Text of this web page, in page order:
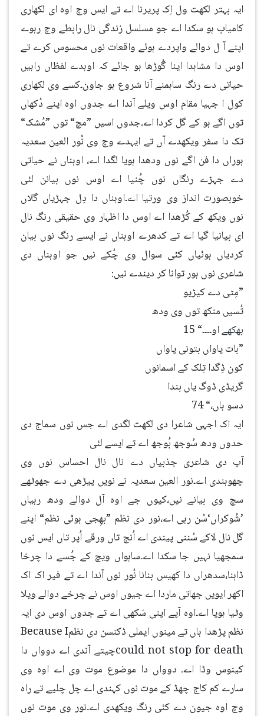
ایہ بہتر لکھت ول اِک پریرنا اے تے ایس وچ اوہ ای لکھاری
کامیاب ہو سکدا اے جو مسلسل زندگی نال رابطے وچ رہوے
اپنے آ ل دوالے واپردے ہوئے واقعات نوں محسوس کرے تے
اوس دا مشاہدا اینا گُوڑھا ہو جائے کہ اوہدے لفظاں راہیں
حیاتی دے رنگ ساہمنے آنا شروع ہو جاون۔کسے وی لکھاری
کول ا جہیا مقام اوس ویلے آندا اے جدوں اوہ اپنے دُکھاں
توں اگے ہو کے گل کردا اے۔جدوں اسیں ”مچ“ توں ”مُشک“
تک دا سفر ویکھدے آں تے ایہدے وچ وی نُور العین سعدیہ
ہوراں دا فن اگے نوں ودھدا ہویا لگدا اے، اوہناں نے حیاتی
دے جہڑے رنگاں نوں چُنیا اے اوس نوں بیانن لئی
خوبصورت انداز وی ورتیا اے۔اوہناں دا دِل جہڑیاں گلاں
نوں ویکھ کے کُڑھدا اے اوس دا اظہار وی حقیقی رنگ نال
ای بیانیا گیا اے تے کدھرے اوہناں نے ایسے رنگ نوں بیان
کردیاں ہوئیاں کئی سوال وی چُکے نیں جو اوہناں دی
شاعری نوں ہور توانا کر دیندے نیں:
”مِٹی دے کیڑیو
تُسیں منکھ توں وی ودھ
بھکھے او۔۔۔۔“ 15
”بات پاواں بتونی پاواں
کون ڈِگدا تِلک کے اسمانوں
گریڈی ڈوگ یاں بندا
دسو ہاں،“ 74
ایہ اک اجہی شاعرا دی لکھت لگدی اے جس نوں سماج دی
حدوں ودھ سُوجھ بُوجھ اے تے ایسے لئی
آپ دی شاعری جذبیاں دے نال نال احساس نوں وی
چھوہندی اے۔نور العین سعدیہ نے نویں پیڑھی دے جھوٹھے
سچ وی بیانے نیں،کیوں جے اوہ آل دوالے ودھ رہیاں
’شُوکراں‘سُن رہی اے،نور دی نظم ”بھِجی ہوئی نظم“ اپنے
گل نال لاکے سُننی پیندی اے اُنج تاں ورقے اُپر تاں ایس نوں
سمجھیا نہیں جا سکدا اے۔ساہواں ویچ کے جُسے دا چرخا
ڈاہنا،سدھراں دا کھیس بنانا نُور نوں آندا اے تے فیر اک اک
اکھر ایویں جھاتی ماردا اے جیوں اوس نے چرخے دوالے ویلا
وٹیا ہویا اے۔اوہ آپے اپنی سَکھی اے تے جدوں اوس دی ایہ
نظم پڑھدا ہاں تے مینوں ایملی ڈکنسن دی نظمBecause I
could not stop for deathچیتے آندی اے دوواں دا
کینوس وڈا اے۔ دوواں دا موضوع موت وی اے اوہ وی
سارے کم کاج چھڈ کے موت نوں کہندی اے چل چلیے تے راہ
وچ اوہ جیون دے کئی رنگ ویکھدی اے۔نور وی موت نوں